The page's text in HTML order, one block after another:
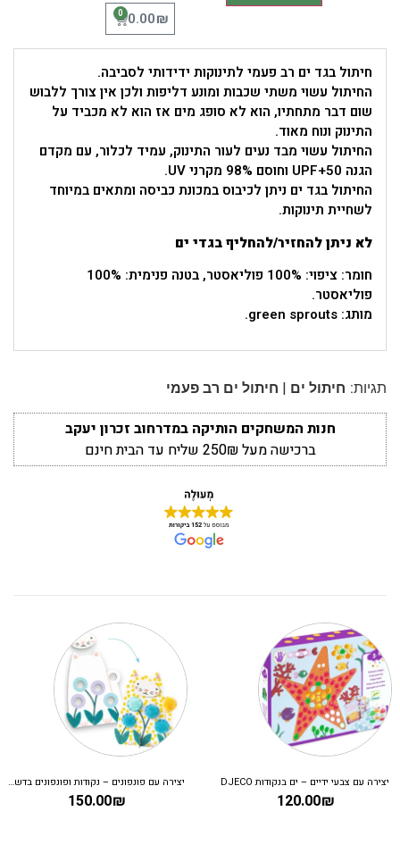
0.00₪
0
חיתול בגד ים רב פעמי לתינוקות ידידותי לסביבה.
החיתול עשוי משתי שכבות ומונע דליפות ולכן אין צורך ללבוש
שום דבר מתחתיו, הוא לא סופג מים אז הוא לא מכביד על
התינוק ונוח מאוד.
החיתול עשוי מבד נעים לעור התינוק, עמיד לכלור, עם מקדם
הגנה UPF+50 וחוסם 98% מקרני UV.
החיתול בגד ים ניתן לכיבוס במכונת כביסה ומתאים במיוחד
לשחיית תינוקות.
לא ניתן להחזיר/להחליף בגדי ים
חומר: ציפוי: 100% פוליאסטר, בטנה פנימית: 100%
פוליאסטר.
מותג: green sprouts.
תגיות: חיתול ים | חיתול ים רב פעמי
חנות המשחקים הותיקה במדרחוב זכרון יעקב
ברכישה מעל 250₪ שליח עד הבית חינם
יצירה עם צבעי ידיים – ים בנקודות DJECO
120.00₪
יצירה עם פונפונים – נקודות ופונפונים בדשא DJECO
150.00₪